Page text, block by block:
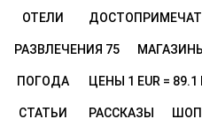
ОТЕЛИ
РАЗВЛЕЧЕНИЯ 75 МАГАЗИНЫ
ПОГОДА ЦЕНЫ 1 EUR = 89.1
СТАТЬИ РАССКАЗЫ